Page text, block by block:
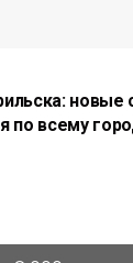
новые
по всему